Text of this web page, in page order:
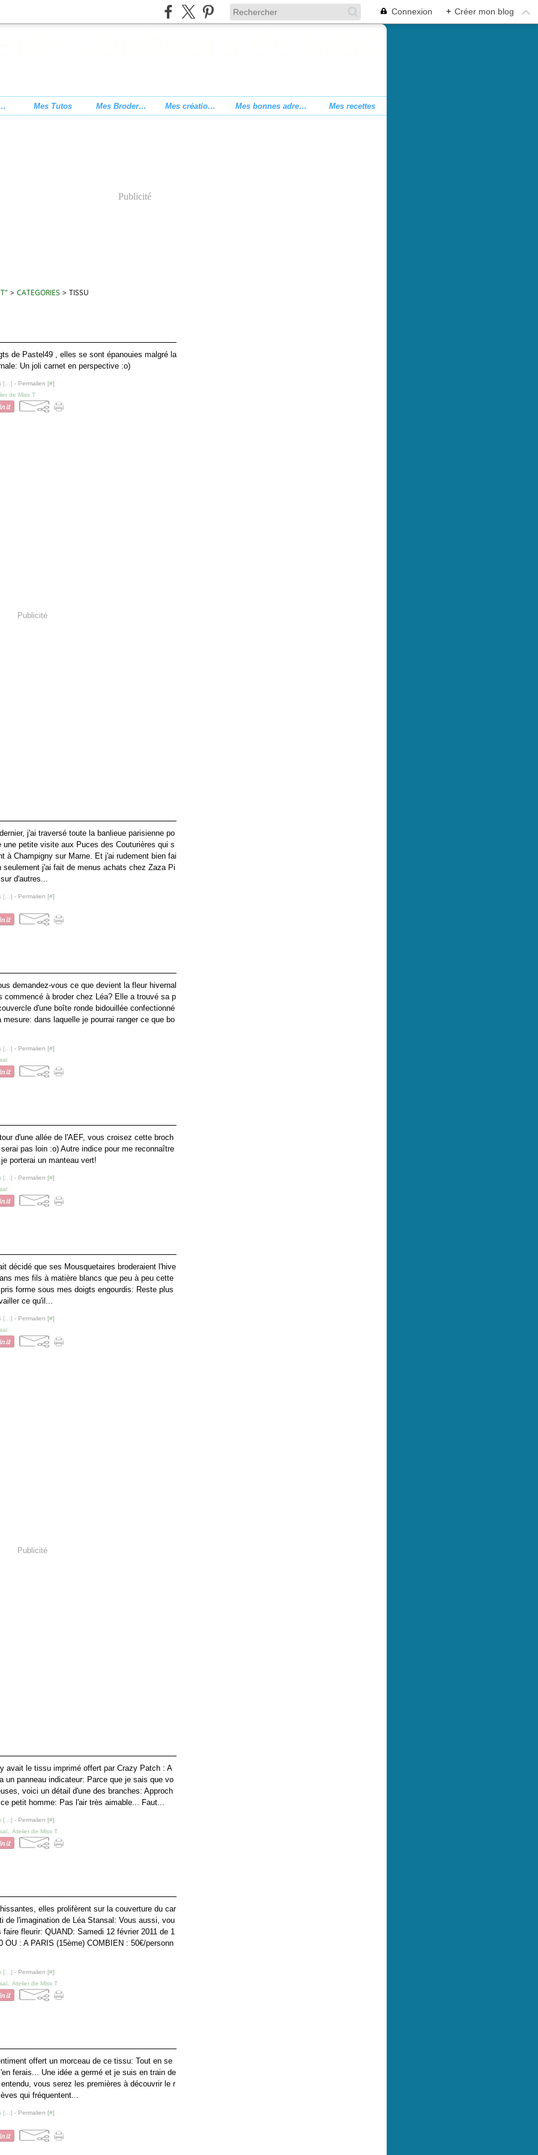
Connexion + Créer mon blog
point de croix Mes Tutos Mes Broderies Mes créations Mes bonnes adresses Mes recettes
Publicité
> CATEGORIES > TISSU
de Pastel49 , elles se sont épanouies malgré la
Un joli carnet en perspective :o)
[ ] - Permalien [#]
de Miss T
Publicité
j'ai traversé toute la banlieue parisienne po
une petite visite aux Puces des Couturières qui s
à Champigny sur Marne. Et j'ai rudement bien fai
seulement j'ai fait de menus achats chez Zaza Pi
d'autres...
[ ] - Permalien [#]
demandez-vous ce que devient la fleur hivernal
commencé à broder chez Léa? Elle a trouvé sa p
d'une boîte ronde bidouillée confectionné
mesure: dans laquelle je pourrai ranger ce que bo
[ ] - Permalien [#]
d'une allée de l'AEF, vous croisez cette broch
pas loin :o) Autre indice pour me reconnaître
porterai un manteau vert!
[ ] - Permalien [#]
décidé que ses Mousquetaires broderaient l'hive
mes fils à matière blancs que peu à peu cette
forme sous mes doigts engourdis: Reste plus
ce qu'il...
[ ] - Permalien [#]
Publicité
avait le tissu imprimé offert par Crazy Patch : A
un panneau indicateur: Parce que je sais que vo
voici un détail d'une des branches: Approch
petit homme: Pas l'air très aimable... Faut...
[ ] - Permalien [#]
Atelier de Miss T
elles prolifèrent sur la couverture du car
de l'imagination de Léa Stansal: Vous aussi, vou
faire fleurir: QUAND: Samedi 12 février 2011 de 1
OU : A PARIS (15ème) COMBIEN : 50€/personn
[ ] - Permalien [#]
Atelier de Miss T
offert un morceau de ce tissu: Tout en se
ferais... Une idée a germé et je suis en train de
vous serez les premières à découvrir le r
qui fréquentent...
[ ] - Permalien [#]